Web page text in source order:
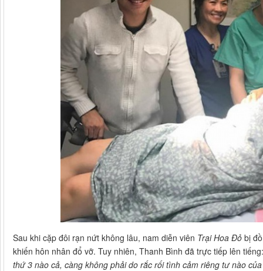
Sau khi cặp đôi rạn nứt không lâu, nam diễn viên Trại Hoa Đỏ bị
khiến hôn nhân đổ vỡ. Tuy nhiên, Thanh Bình đã trực tiếp lên
thứ 3 nào cả, càng không phải do rắc rối tình cảm riêng tư nào